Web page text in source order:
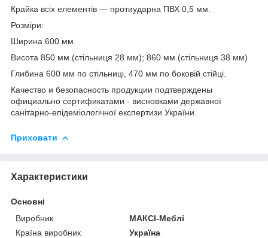
Крайка всіх елементів — протиударна ПВХ 0,5 мм.
Розміри:
Ширина 600 мм.
Висота 850 мм.(стільниця 28 мм); 860 мм.(стільниця 38 мм)
Глибина 600 мм по стільниці, 470 мм по боковій стійці.
Качество и безопасность продукции подтверждены
официально сертификатами - висновками державної
санітарно-епідеміологічної експертизи України.
Приховати
Характеристики
Основні
Виробник
МАКСІ-Меблі
Країна виробник
Україна